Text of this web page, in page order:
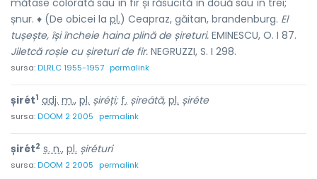
mătase colorată sau în fir și răsucită în două sau în trei;
șnur. ♦ (De obicei la pl.) Ceapraz, găitan, brandenburg. El
tușește, își încheie haina plină de șireturi. EMINESCU, O. I 87.
Jiletcă roșie cu șireturi de fir. NEGRUZZI, S. I 298.
sursa:DLRLC 1955-1957 permalink
șirét1 adj. m., pl. șiréți; f. șireátă, pl. șiréte
sursa:DOOM 2 2005 permalink
șirét2 s. n., pl. șiréturi
sursa:DOOM 2 2005 permalink